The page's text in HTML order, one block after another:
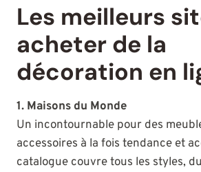
Les meilleurs
acheter de la
décoration en
1. Maisons du Monde
Un incontournable pour des
accessoires à la fois tendance et
catalogue couvre tous les styles,